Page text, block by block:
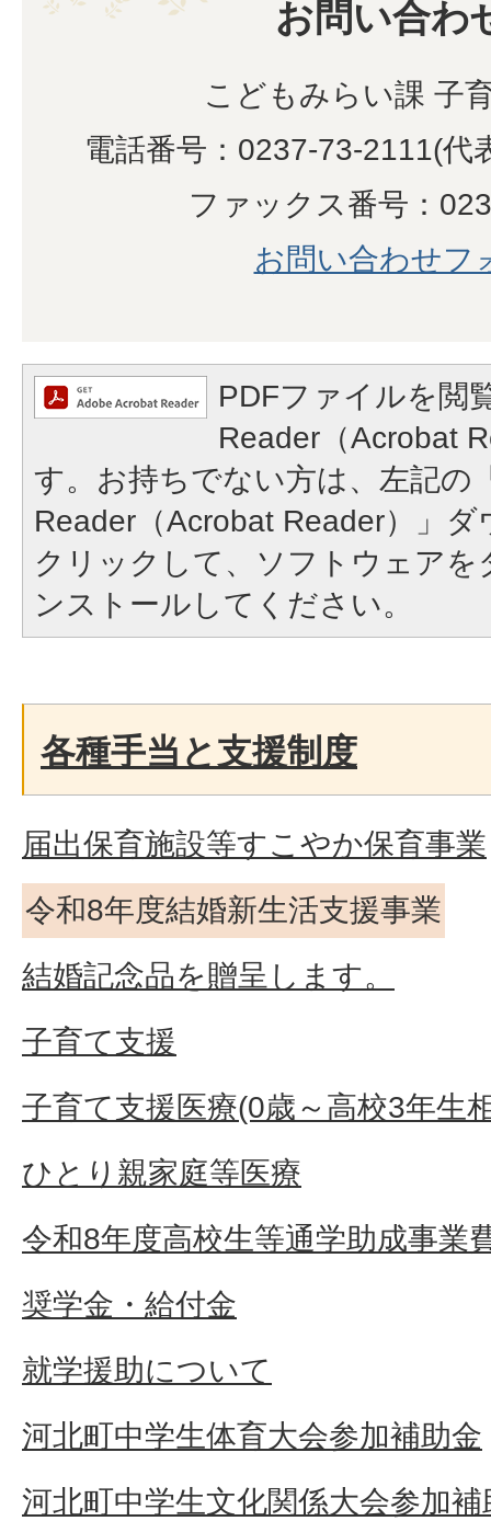
お問い合わ
こどもみらい課 子
電話番号：0237-73-2111(代
ファックス番号：
お問い合わせフ
PDFファイルを閲
Reader（Acrobat
す。お持ちでない方は、左記の
Reader（Acrobat Reader）」
クリックして、ソフトウェア
ンストールしてください。
各種手当と支援制度
届出保育施設等すこやか保育事業
令和8年度結婚新生活支援事業
結婚記念品を贈呈します。
子育て支援
子育て支援医療(0歳～高校3年生
ひとり親家庭等医療
令和8年度高校生等通学助成事業
奨学金・給付金
就学援助について
河北町中学生体育大会参加補助金
河北町中学生文化関係大会参加補